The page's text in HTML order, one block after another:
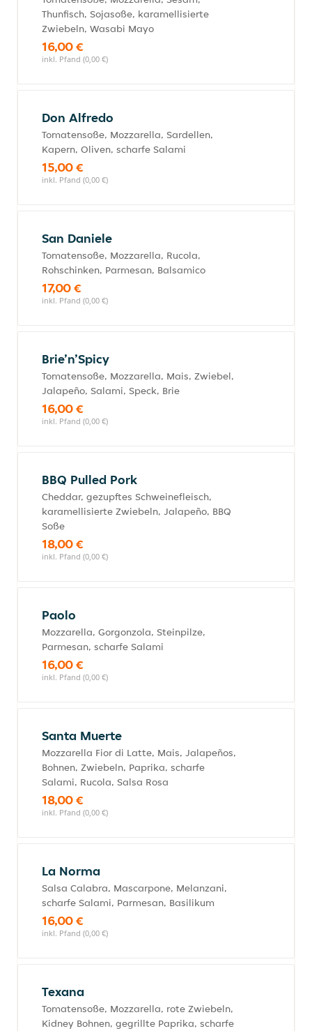
Thunfisch, Sojasoße, karamellisierte
Zwiebeln, Wasabi Mayo
16,00 €
inkl. Pfand (0,00 €)
Don Alfredo
Tomatensoße, Mozzarella, Sardellen,
Kapern, Oliven, scharfe Salami
15,00 €
inkl. Pfand (0,00 €)
San Daniele
Tomatensoße, Mozzarella, Rucola,
Rohschinken, Parmesan, Balsamico
17,00 €
inkl. Pfand (0,00 €)
Brie’n’Spicy
Tomatensoße, Mozzarella, Mais, Zwiebel,
Jalapeño, Salami, Speck, Brie
16,00 €
inkl. Pfand (0,00 €)
BBQ Pulled Pork
Cheddar, gezupftes Schweinefleisch,
karamellisierte Zwiebeln, Jalapeño, BBQ
Soße
18,00 €
inkl. Pfand (0,00 €)
Paolo
Mozzarella, Gorgonzola, Steinpilze,
Parmesan, scharfe Salami
16,00 €
inkl. Pfand (0,00 €)
Santa Muerte
Mozzarella Fior di Latte, Mais, Jalapeños,
Bohnen, Zwiebeln, Paprika, scharfe
Salami, Rucola, Salsa Rosa
18,00 €
inkl. Pfand (0,00 €)
La Norma
Salsa Calabra, Mascarpone, Melanzani,
scharfe Salami, Parmesan, Basilikum
16,00 €
inkl. Pfand (0,00 €)
Texana
Tomatensoße, Mozzarella, rote Zwiebeln,
Kidney Bohnen, gegrillte Paprika, scharfe